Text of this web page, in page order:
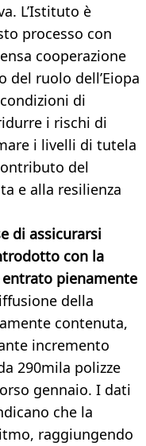
L’Istituto è
processo con
cooperazione
ruolo dell’Eiopa
di
i rischi di
i livelli di tutela
del
e alla resilienza
di assicurarsi
con la
pienamente
della
contenuta,
incremento
290mila polizze
gennaio. I dati
che la
raggiungendo